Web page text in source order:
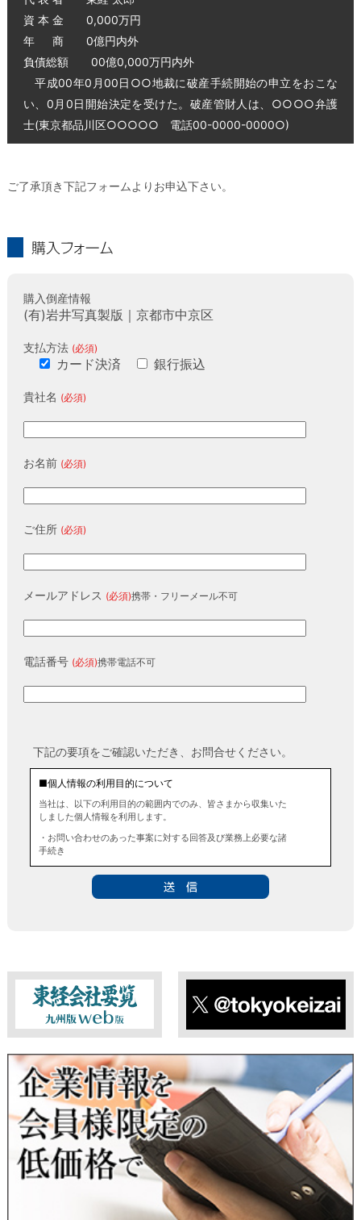
資 本 金 0,000万円
年 商 0億円内外
負債総額 00億0,000万円内外
平成00年0月00日○○地裁に破産手続開始の申立をおこな
い、0月0日開始決定を受けた。破産管財人は、○○○○弁護
士(東京都品川区○○○○○ 電話00-0000-0000○)
ご了承頂き下記フォームよりお申込下さい。
購入倒産情報
(有)岩井写真製版｜京都市中京区
支払方法 (必須)
カード決済 銀行振込
貴社名 (必須)
お名前 (必須)
ご住所 (必須)
メールアドレス (必須)携帯・フリーメール不可
電話番号 (必須)携帯電話不可
下記の要項をご確認いただき、お問合せください。
■個人情報の利用目的について
当社は、以下の利用目的の範囲内でのみ、皆さまから収集いた
しました個人情報を利用します。
・お問い合わせのあった事案に対する回答及び業務上必要な諸
手続き
■個人情報の第三者提供について
■ 個人情報提供の任意性及び留意点
個人情報のご提供は任意ですが、必要な個人情報をご提供いた
だけなかった場合は、上記利用目的を達成できない場合があり
ますのでご了承ください。
当社は、本人が自己の個人情報について、通知・開示・訂正・
追加・削除・利用停止・提供停止の希望がございましたら、本
人または代理人の請求応じて、個人データの通知・開示・訂
正・追加・削除・利用停止・提供停止の請求に応じます。
受付方法は、本人確認資料（運転免許証、パスポート何れかの
コピー）、「個人情報取扱申請書」「委任状」（代理人による
申請の場合のみ必要となります）を当社宛にお送り下さい。
＜個人情報保護に関するお問合せ・相談窓口＞
東経会社要覧web版 X